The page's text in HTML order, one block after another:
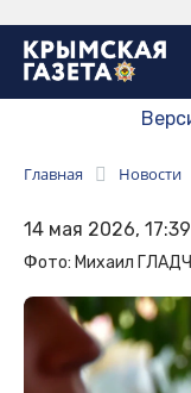
Главная Новости
14 мая 2026, 17:39
Фото: Михаил